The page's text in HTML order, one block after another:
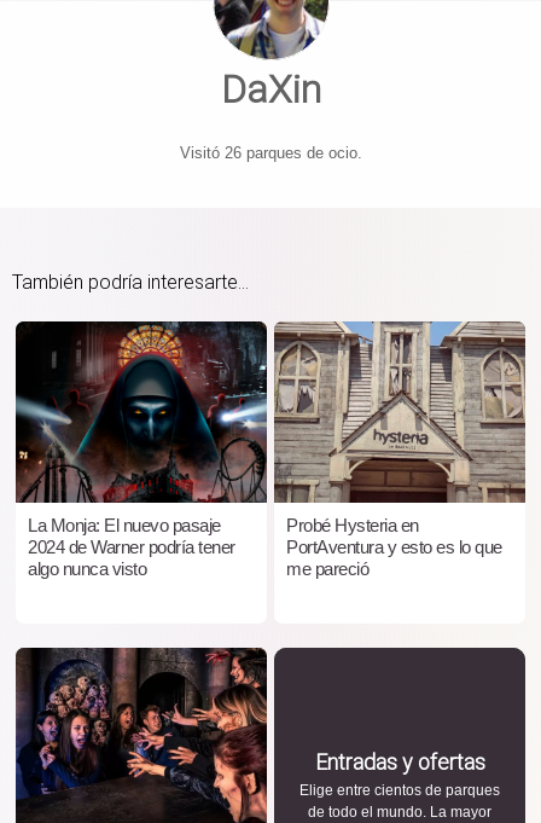
DaXin
Visitó 26 parques de ocio.
También podría interesarte...
La Monja: El nuevo pasaje
2024 de Warner podría tener
algo nunca visto
Probé Hysteria en
PortAventura y esto es lo que
me pareció
Entradas y ofertas
Elige entre cientos de parques
de todo el mundo. La mayor